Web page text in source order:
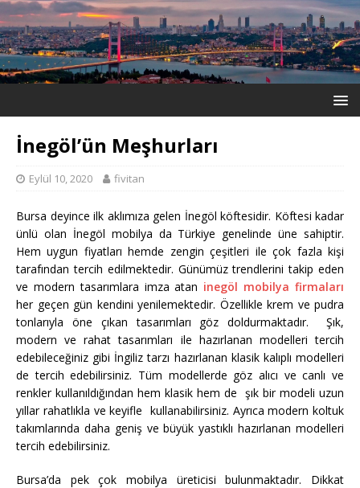
İnegöl’ün Meşhurları
Eylül 10, 2020 fivitan
Bursa deyince ilk aklımıza gelen İnegöl köftesidir. Köftesi kadar
ünlü olan İnegöl mobilya da Türkiye genelinde üne sahiptir.
Hem uygun fiyatları hemde zengin çeşitleri ile çok fazla kişi
tarafından tercih edilmektedir. Günümüz trendlerini takip eden
ve modern tasarımlara imza atan inegöl mobilya firmaları
her geçen gün kendini yenilemektedir. Özellikle krem ve pudra
tonlarıyla öne çıkan tasarımları göz doldurmaktadır. Şık,
modern ve rahat tasarımları ile hazırlanan modelleri tercih
edebileceğiniz gibi İngiliz tarzı hazırlanan klasik kalıplı modelleri
de tercih edebilirsiniz. Tüm modellerde göz alıcı ve canlı ve
renkler kullanıldığından hem klasik hem de şık bir modeli uzun
yıllar rahatlıkla ve keyifle kullanabilirsiniz. Ayrıca modern koltuk
takımlarında daha geniş ve büyük yastıklı hazırlanan modelleri
tercih edebilirsiniz.
Bursa’da pek çok mobilya üreticisi bulunmaktadır. Dikkat